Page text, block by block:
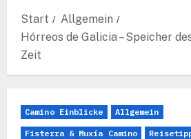
Start
Allgemein
Hórreos de Galicia – Speicher
Zeit
Camino Einblicke Allgemein
Fisterra & Muxía Camino